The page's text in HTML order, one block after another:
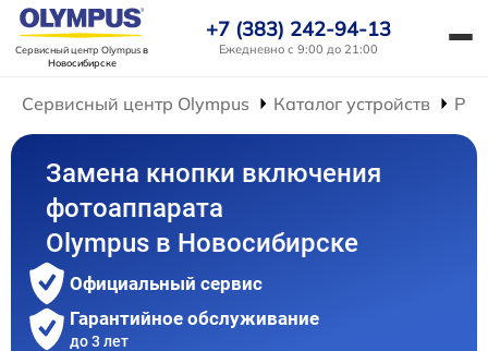
Сервисный центр Olympusв
Новосибирске
+7 (383) 242-94-13
Ежедневно с 9:00 до 21:00
Сервисный центр Olympus Каталог устройств
Замена кнопки включения
фотоаппарата
Olympus в Новосибирске
Официальный сервис
Гарантийное обслуживание
до 3 лет